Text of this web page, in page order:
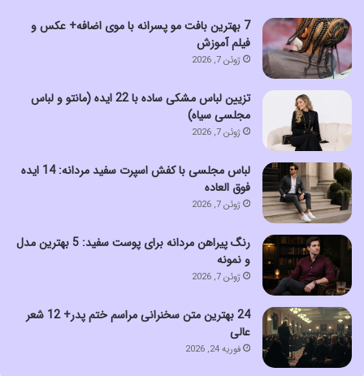
7 بهترین بافت مو پسرانه با موی اضافه+ عکس و
فیلم آموزش
ژوئن 7, 2026
تزیین لباس مشکی ساده با 22 ایده (مانتو و لباس
مجلسی سیاه)
ژوئن 7, 2026
لباس مجلسی با کفش اسپرت سفید مردانه: 14 ایده
فوق العاده
ژوئن 7, 2026
رنگ پیراهن مردانه برای پوست سفید: 5 بهترین مدل
و نمونه
ژوئن 7, 2026
24 بهترین متن سخنرانی مراسم ختم پدر+ 12 شعر
عالی
فوریه 24, 2026